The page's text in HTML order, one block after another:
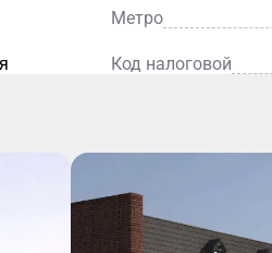
Метро
Код налоговой